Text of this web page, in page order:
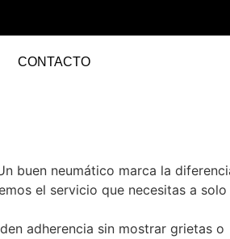
CONTACTO
buen neumático marca la
el servicio que necesitas a solo
adherencia sin mostrar grietas o